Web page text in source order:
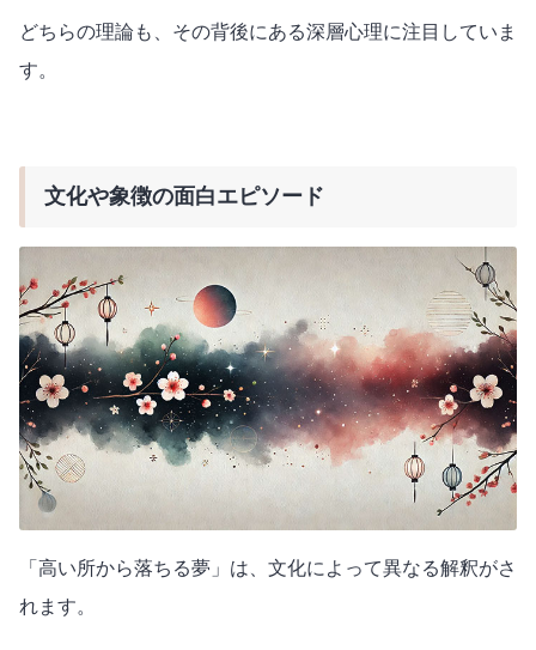
どちらの理論も、その背後にある深層心理に注目していま
す。
文化や象徴の面白エピソード
「高い所から落ちる夢」は、文化によって異なる解釈がさ
れます。